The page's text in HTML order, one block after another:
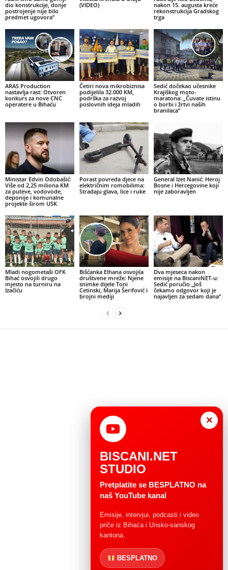
dio konstrukcije, donje
postrojenje nije bilo
predmet ugovora”
(VIDEO)
nakon 15. augusta kreće
rekonstrukcija Gradskog
trga
ARAS Production
nastavlja rast: Otvoren
konkurs za nove CNC
operatere u Bihaću
Četiri nova mikrobiznisa
podijelila 32.000 KM,
podrška za razvoj
poslovnih ideja mladih
Sedić dočekao učesnike
Krajiškog moto-
maratona: „Čuvate istinu
o borbi i žrtvi naših
branilaca“
Ministar Edvin Odobašić:
Više od 2,25 miliona KM
za puteve, vodovode,
deponije i komunalne
projekte širom USK
Porast povreda djece na
električnim romobilima:
Stradaju glava, lice i ruke
General Izet Nanić: Heroj
Bosne i Hercegovine koji
nije zaboravljen
Mladi nogometaši OFK
Bihać osvojili drugo
mjesto na turniru na
Izačiću
Bišćanka Elhana osvojila
društvene mreže: Njene
snimke dijele Toni
Cetinski, Marija Šerifović i
brojni mediji
Dva mjeseca nakon
emisije na BiscaniNET-u:
Sedić poručio „Još
čekamo odgovor koji je
najavljen za sedam dana“
×
BISCANI.NET
STUDIO
Pretplatite se BESPLATNO na
naš YouTube kanal
Emisije, intervjui, podcasti i video
priče iz Bihaća i Unsko-sanskog
kantona.
BESPLATNO